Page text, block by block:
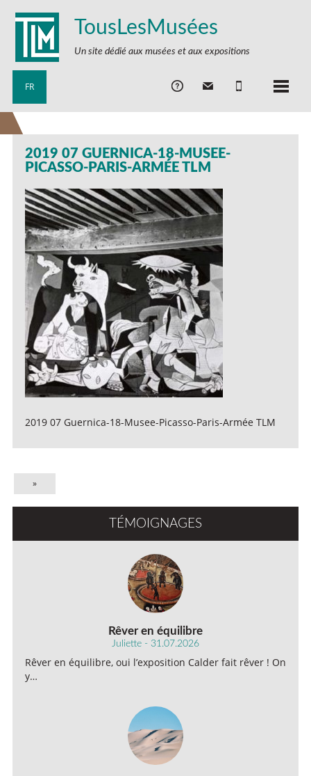
TousLesMusées
Un site dédié aux musées et aux expositions
FR
2019 07 GUERNICA-18-MUSEE-
PICASSO-PARIS-ARMÉE TLM
2019 07 Guernica-18-Musee-Picasso-Paris-Armée TLM
»
TÉMOIGNAGES
Rêver en équilibre
Juliette - 31.07.2026
Rêver en équilibre, oui l’exposition Calder fait rêver ! On
y…